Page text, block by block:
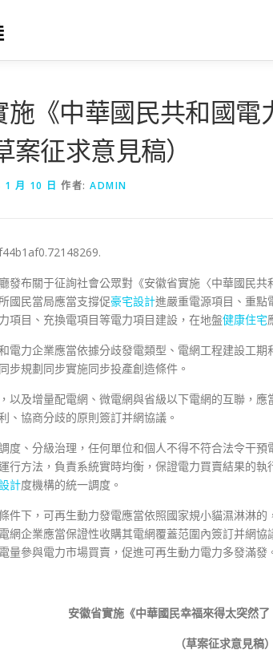
施《中華國民共和國電
案征求意見稿）
1 月 10 日 作者: ADMIN
發布關于征詢社會公眾對《安徽省實施〈中華國民
國民當局應當支撐促豪宅設計進嚴重電源項目、重點
項目、充換電項目等電力項目建設，在地盤健康住宅
電力企業應當依據分歧發電類型、電網工程建設工
步規劃同步實施同步投產創造條件。
以及增量配電網、微電網與省級以下電網的互聯，
、協商分歧的原則簽訂并網協議。
度、分級治理，任何單位和個人不得不符合法令干
行方法，負責系統實時均衡，保證電力買賣結果的
計度機構的統一調度。
件下，可再生動力發電應當依照國家規小貓濕淋淋的
網企業應當保證性收購其電網覆蓋范圍內簽訂并網
量參與電力市場買賣，促進可再生動力電力多發滿發
安徽省實施《中華國民幸福來得太突然
（草案征求意見稿）